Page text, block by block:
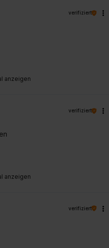
anzeigen
verifiziert
anzeigen
verifiziert
verifiziert